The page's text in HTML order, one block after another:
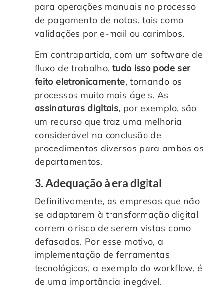
para operações manuais no processo
de pagamento de notas, tais como
validações por e-mail ou carimbos.
Em contrapartida, com um software de
fluxo de trabalho, tudo isso pode ser
feito eletronicamente, tornando os
processos muito mais ágeis. As
assinaturas digitais, por exemplo, são
um recurso que traz uma melhoria
considerável na conclusão de
procedimentos diversos para ambos os
departamentos.
3. Adequação à era digital
Definitivamente, as empresas que não
se adaptarem à transformação digital
correm o risco de serem vistas como
defasadas. Por esse motivo, a
implementação de ferramentas
tecnológicas, a exemplo do workflow, é
de uma importância inegável.